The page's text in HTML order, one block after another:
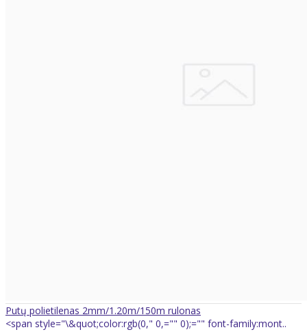
Putų polietilenas 2mm/1.20m/150m rulonas
<span style="\&quot;color:rgb(0," 0,="" 0);="" font-family:mont..